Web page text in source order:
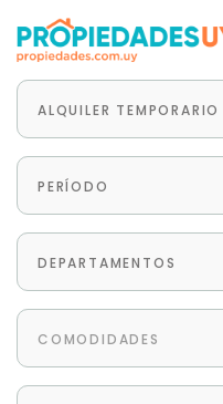
ALQUILER TEMPORARIO
PERÍODO
DEPARTAMENTOS
COMODIDADES